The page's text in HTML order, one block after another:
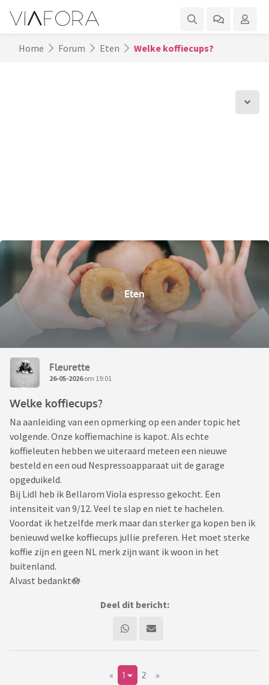
Home Forum Eten Welke koffiecups?
Eten
Fleurette
26-05-2026om 19:01
Welke koffiecups?
Na aanleiding van een opmerking op een ander topic het
volgende. Onze koffiemachine is kapot. Als echte
koffieleuten hebben we uiteraard meteen een nieuwe
besteld en een oud Nespressoapparaat uit de garage
opgeduikeld.
Bij Lidl heb ik Bellarom Viola espresso gekocht. Een
intensiteit van 9/12. Veel te slap en niet te hachelen.
Voordat ik hetzelfde merk maar dan sterker ga kopen ben ik
benieuwd welke koffiecups jullie preferen. Het moet sterke
koffie zijn en geen NL merk zijn want ik woon in het
buitenland.
Alvast bedankt🪷
Deel dit bericht:
« 1 2 »